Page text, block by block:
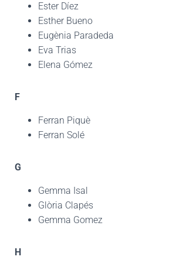
Ester Díez
Esther Bueno
Eugènia Paradeda
Eva Trias
Elena Gómez
F
Ferran Piquè
Ferran Solé
G
Gemma Isal
Glòria Clapés
Gemma Gomez
H